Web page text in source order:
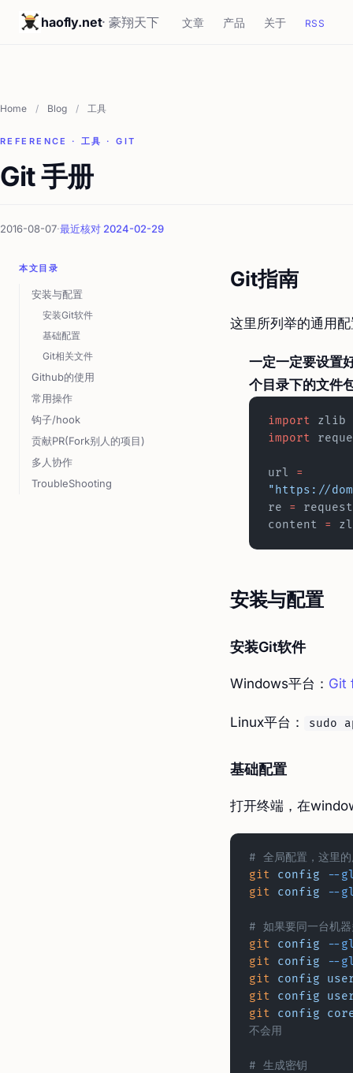
haofly.net· 豪翔天下 文章 产品 关于 RSS
Home / Blog / 工具
REFERENCE · 工具 · GIT
Git 手册
2016-08-07·最近核对 2024-02-29
本文目录
安装与配置
安装Git软件
基础配置
Git相关文件
Github的使用
常用操作
钩子/hook
贡献PR(Fork别人的项目)
多人协作
TroubleShooting
Git指南
这里所列举的通用
一定一定要设置
个目录下的文件
import zlib
import
url =
"https://
re =
content =
安装与配置
安装Git软件
Windows平台： Git
Linux平台： sudo
基础配置
打开终端，在
# 全局配置，这里
git config --
git config --
# 如果要同一台机
git config --
git config --
git config
git config
git config
不会用
# 生成密钥